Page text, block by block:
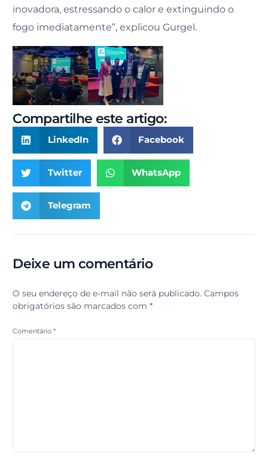
inovadora, estressando o calor e extinguindo o
fogo imediatamente”, explicou Gurgel.
Compartilhe este artigo:
LinkedIn Facebook
Twitter WhatsApp
Telegram
Deixe um comentário
O seu endereço de e-mail não será publicado. Campos
obrigatórios são marcados com*
Comentário*